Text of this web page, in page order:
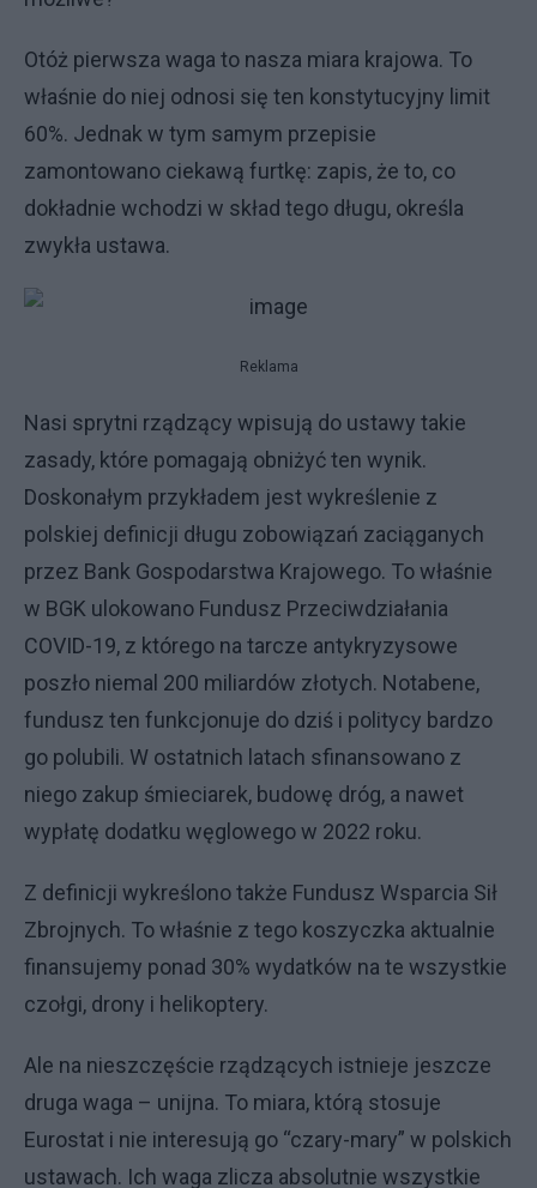
Otóż pierwsza waga to nasza miara krajowa. To
właśnie do niej odnosi się ten konstytucyjny limit
60%. Jednak w tym samym przepisie
zamontowano ciekawą furtkę: zapis, że to, co
dokładnie wchodzi w skład tego długu, określa
zwykła ustawa.
Reklama
Nasi sprytni rządzący wpisują do ustawy takie
zasady, które pomagają obniżyć ten wynik.
Doskonałym przykładem jest wykreślenie z
polskiej definicji długu zobowiązań zaciąganych
przez Bank Gospodarstwa Krajowego. To właśnie
w BGK ulokowano Fundusz Przeciwdziałania
COVID-19, z którego na tarcze antykryzysowe
poszło niemal 200 miliardów złotych. Notabene,
fundusz ten funkcjonuje do dziś i politycy bardzo
go polubili. W ostatnich latach sfinansowano z
niego zakup śmieciarek, budowę dróg, a nawet
wypłatę dodatku węglowego w 2022 roku.
Z definicji wykreślono także Fundusz Wsparcia Sił
Zbrojnych. To właśnie z tego koszyczka aktualnie
finansujemy ponad 30% wydatków na te wszystkie
czołgi, drony i helikoptery.
Ale na nieszczęście rządzących istnieje jeszcze
druga waga – unijna. To miara, którą stosuje
Eurostat i nie interesują go “czary-mary” w polskich
ustawach. Ich waga zlicza absolutnie wszystkie